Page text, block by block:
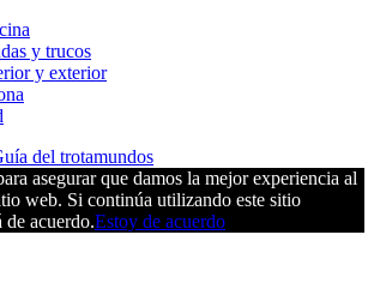
y trucos
y exterior
del trotamundos
asegurar que damos la mejor experiencia al
web. Si continúa utilizando este sitio
de acuerdo.Estoy de acuerdo